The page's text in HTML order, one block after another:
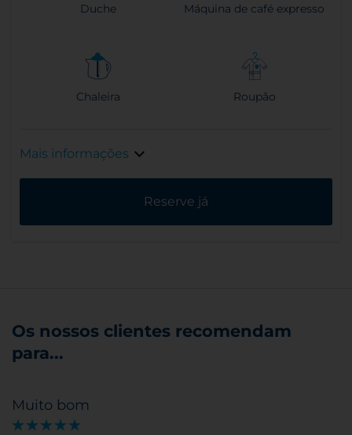
Duche Máquina de café expresso
Chaleira Roupão
Mais informações
Reserve já
Os nossos clientes recomendam
para...
Muito bom